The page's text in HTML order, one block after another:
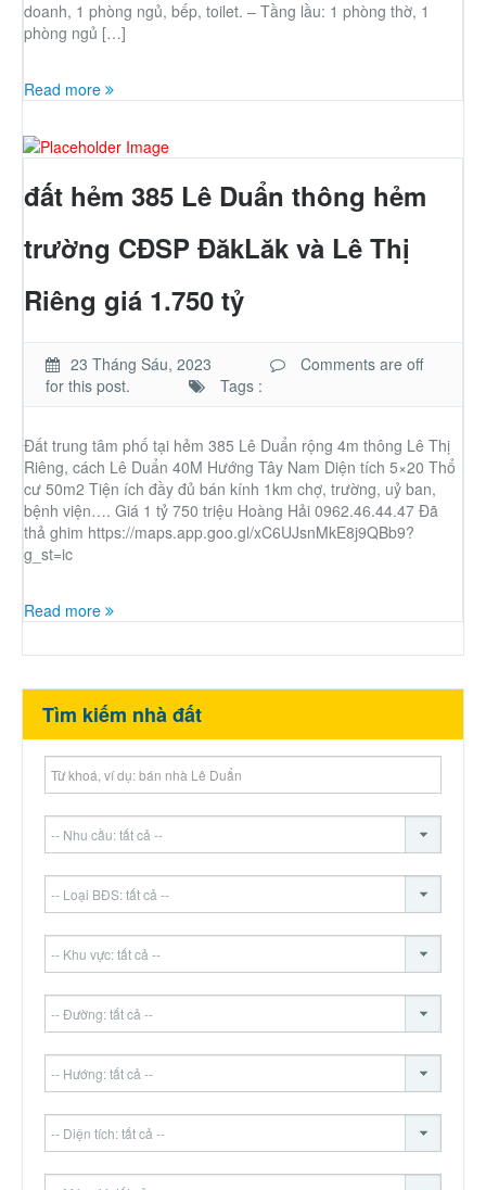
doanh, 1 phòng ngủ, bếp, toilet. – Tầng lầu: 1 phòng thờ, 1
phòng ngủ […]
Read more
đất hẻm 385 Lê Duẩn thông hẻm
trường CĐSP ĐăkLăk và Lê Thị
Riêng giá 1.750 tỷ
23 Tháng Sáu, 2023
Comments are off
for this post.
Tags :
Đất trung tâm phố tại hẻm 385 Lê Duẩn rộng 4m thông Lê Thị
Riêng, cách Lê Duẩn 40M Hướng Tây Nam Diện tích 5×20 Thổ
cư 50m2 Tiện ích đầy đủ bán kính 1km chợ, trường, uỷ ban,
bệnh viện…. Giá 1 tỷ 750 triệu Hoàng Hải 0962.46.44.47 Đã
thả ghim https://maps.app.goo.gl/xC6UJsnMkE8j9QBb9?
g_st=ic
Read more
Tìm kiếm nhà đất